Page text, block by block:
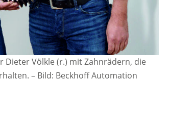
Dieter Völkle (r.) mit Zahnrädern, die
– Bild: Beckhoff Automation